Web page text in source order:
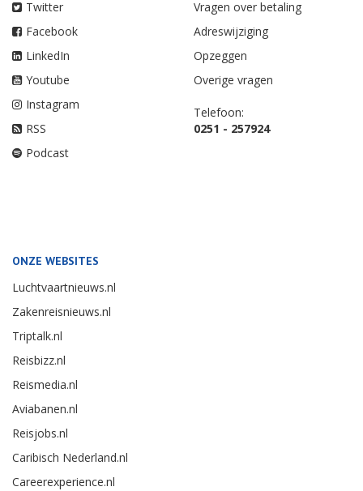
Twitter
Facebook
LinkedIn
Youtube
Instagram
RSS
Podcast
Vragen over betaling
Adreswijziging
Opzeggen
Overige vragen
Telefoon:
0251 - 257924
ONZE WEBSITES
Luchtvaartnieuws.nl
Zakenreisnieuws.nl
Triptalk.nl
Reisbizz.nl
Reismedia.nl
Aviabanen.nl
Reisjobs.nl
Caribisch Nederland.nl
Careerexperience.nl